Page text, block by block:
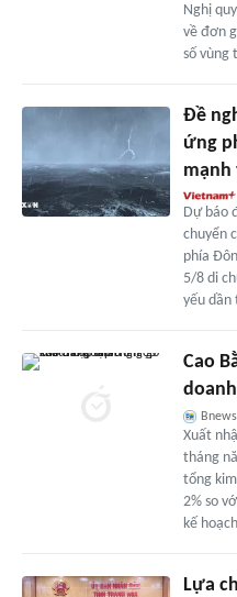
Nghị
về đơn
số vùng
Đề
ứng
mạnh
Dự báo
chuyển
phía
5/8 di
yếu dần
Cao
Bnews
Xuất
tháng
tổng
2% so
kế
Lựa